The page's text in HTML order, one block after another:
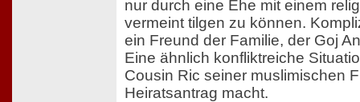
nur durch eine Ehe mit einem
vermeint tilgen zu können.
ein Freund der Familie, der Goj
Eine ähnlich konfliktreiche
Cousin Ric seiner muslimischen
Heiratsantrag macht.